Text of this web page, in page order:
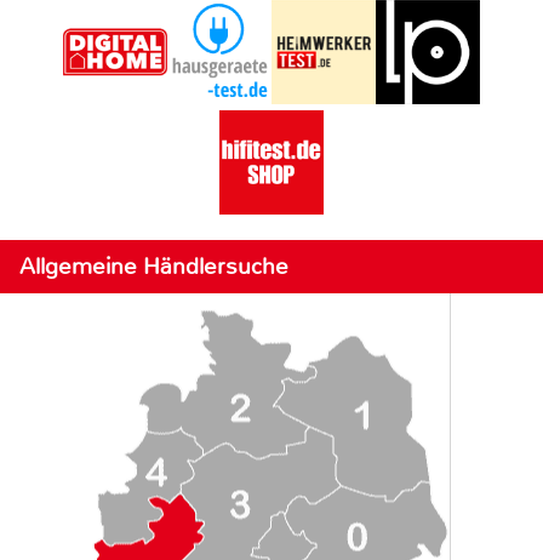
Allgemeine Händlersuche